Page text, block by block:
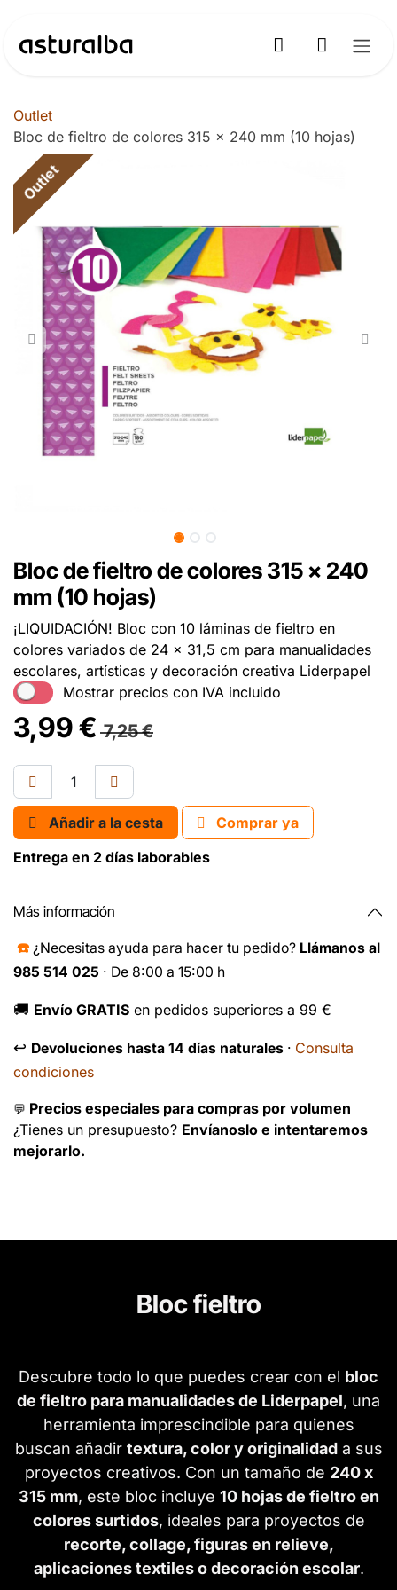
Outlet
Bloc de fieltro de colores 315 x 240 mm (10 hojas)
Outlet
Bloc de fieltro de colores 315 x 240
mm (10 hojas)
¡LIQUIDACIÓN! Bloc con 10 láminas de fieltro en
colores variados de 24 x 31,5 cm para manualidades
escolares, artísticas y decoración creativa Liderpapel
Mostrar precios con IVA incluido
3,99€ 7,25€
Añadir a la cesta
Comprar ya
Entrega en 2 días laborables
Más información
☎️ ¿Necesitas ayuda para hacer tu pedido? Llámanos al
985 514 025 · De 8:00 a 15:00 h
🚚 Envío GRATIS en pedidos superiores a 99 €
↩️ Devoluciones hasta 14 días naturales · Consulta
condiciones
💬 Precios especiales para compras por volumen
¿Tienes un presupuesto? Envíanoslo e intentaremos
mejorarlo.
Bloc fieltro
Descubre todo lo que puedes crear con el bloc
de fieltro para manualidades de Liderpapel, una
herramienta imprescindible para quienes
buscan añadir textura, color y originalidada sus
proyectos creativos. Con un tamaño de 240 x
315 mm, este bloc incluye 10 hojas de fieltro en
colores surtidos, ideales para proyectos de
recorte, collage, figuras en relieve,
aplicaciones textiles o decoración escolar.